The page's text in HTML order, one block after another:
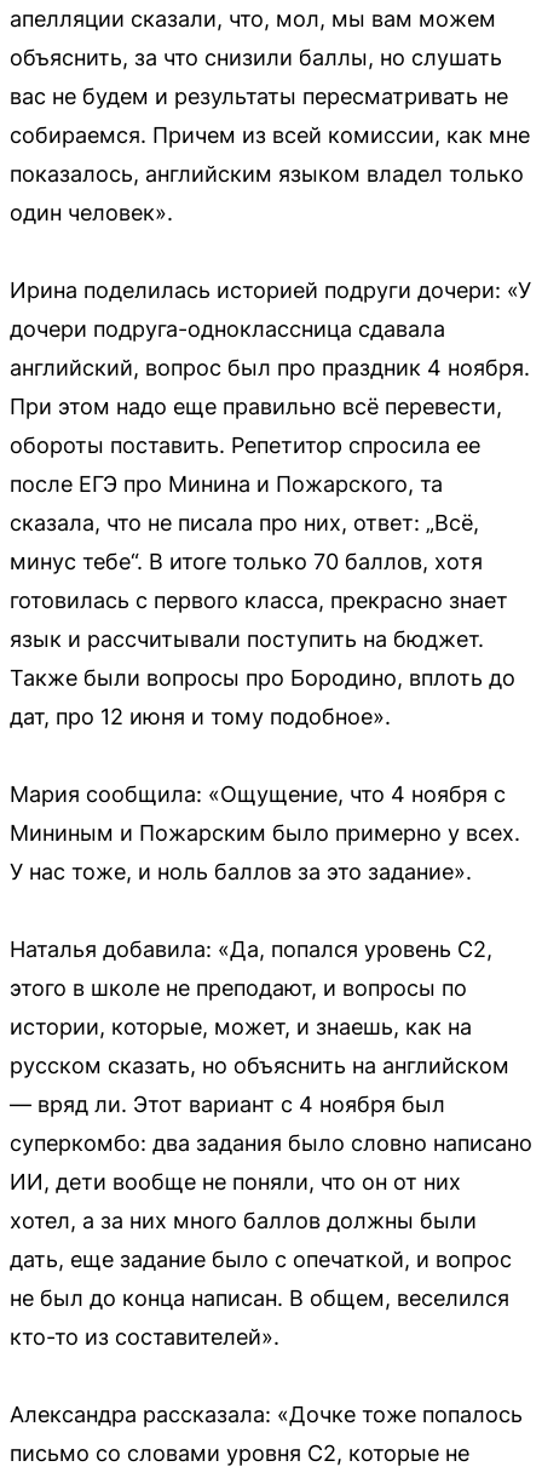
апелляции сказали, что, мол, мы вам можем
объяснить, за что снизили баллы, но слушать
вас не будем и результаты пересматривать не
собираемся. Причем из всей комиссии, как мне
показалось, английским языком владел только
один человек».
Ирина поделилась историей подруги дочери: «У
дочери подруга-одноклассница сдавала
английский, вопрос был про праздник 4 ноября.
При этом надо еще правильно всё перевести,
обороты поставить. Репетитор спросила ее
после ЕГЭ про Минина и Пожарского, та
сказала, что не писала про них, ответ: „Всё,
минус тебе“. В итоге только 70 баллов, хотя
готовилась с первого класса, прекрасно знает
язык и рассчитывали поступить на бюджет.
Также были вопросы про Бородино, вплоть до
дат, про 12 июня и тому подобное».
Мария сообщила: «Ощущение, что 4 ноября с
Мининым и Пожарским было примерно у всех.
У нас тоже, и ноль баллов за это задание».
Наталья добавила: «Да, попался уровень С2,
этого в школе не преподают, и вопросы по
истории, которые, может, и знаешь, как на
русском сказать, но объяснить на английском
— вряд ли. Этот вариант с 4 ноября был
суперкомбо: два задания было словно написано
ИИ, дети вообще не поняли, что он от них
хотел, а за них много баллов должны были
дать, еще задание было с опечаткой, и вопрос
не был до конца написан. В общем, веселился
кто-то из составителей».
Александра рассказала: «Дочке тоже попалось
письмо со словами уровня С2, которые не